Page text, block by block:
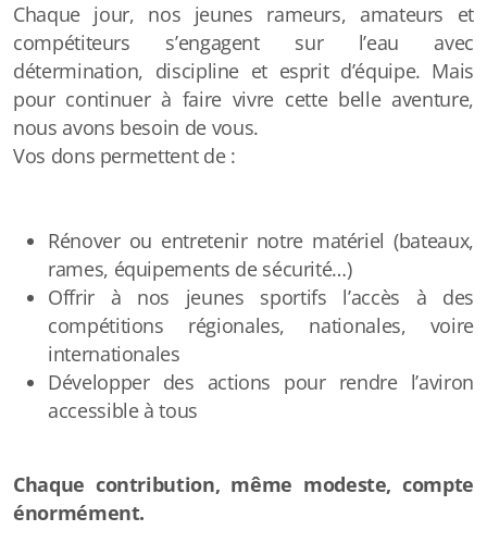
Chaque jour, nos jeunes rameurs, amateurs et
compétiteurs s’engagent sur l’eau avec
détermination, discipline et esprit d’équipe. Mais
pour continuer à faire vivre cette belle aventure,
nous avons besoin de vous.
Vos dons permettent de :
Rénover ou entretenir notre matériel (bateaux,
rames, équipements de sécurité…)
Offrir à nos jeunes sportifs l’accès à des
compétitions régionales, nationales, voire
internationales
Développer des actions pour rendre l’aviron
accessible à tous
Chaque contribution, même modeste, compte
énormément.
Aviron santé
Notre Club
Tarifs
Galeries photos
Nos infrastructures
Capsules techniques - FFAviron
Partenariats